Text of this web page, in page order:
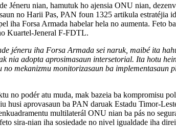
Jéneru nian, hamutuk ho ajensia ONU nian,
no Harii Pas, PAN foun 1325 artikula estratéjia
iha Forsa Armada habelar hela no aumenta. Feto
Kuartel-Jeneral F-FDTL.
jéneru iha Forsa Armada sei naruk, maibé ita
nia adopta aprosimasaun intersetorial. Ita hotu
mekanizmu monitorizasaun ba implementasaun
no podér atu muda, mak bazeia ba kompromisu
aprovasaun ba PAN daruak Estadu Timor-
multilaterál ONU nian ba pás no
sira-nian iha sosiedade no nivel igualdade iha